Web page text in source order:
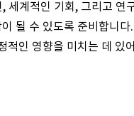
세계적인 기회, 그리고 연
될 수 있도록 준비합니
인 영향을 미치는 데 있